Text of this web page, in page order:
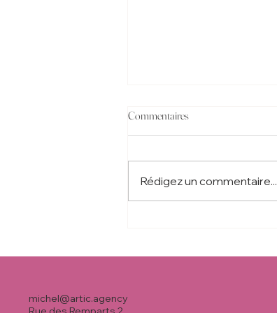
Commentaires
Rédigez un commentaire...
michel@artic.agency